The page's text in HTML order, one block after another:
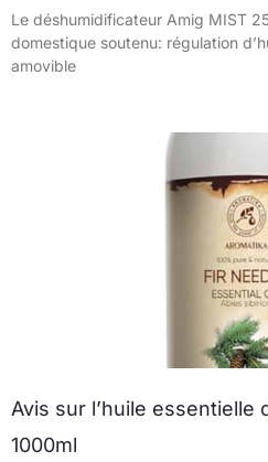
Le déshumidificateur Amig MIST
domestique soutenu: régulation
amovible
Avis sur l’huile essentielle
1000ml